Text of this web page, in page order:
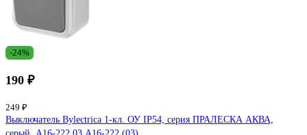
-24%
190 ₽
249 ₽
Выключатель Bylectrica 1-кл. ОУ IP54, серия ПРАЛЕСКА АКВА,